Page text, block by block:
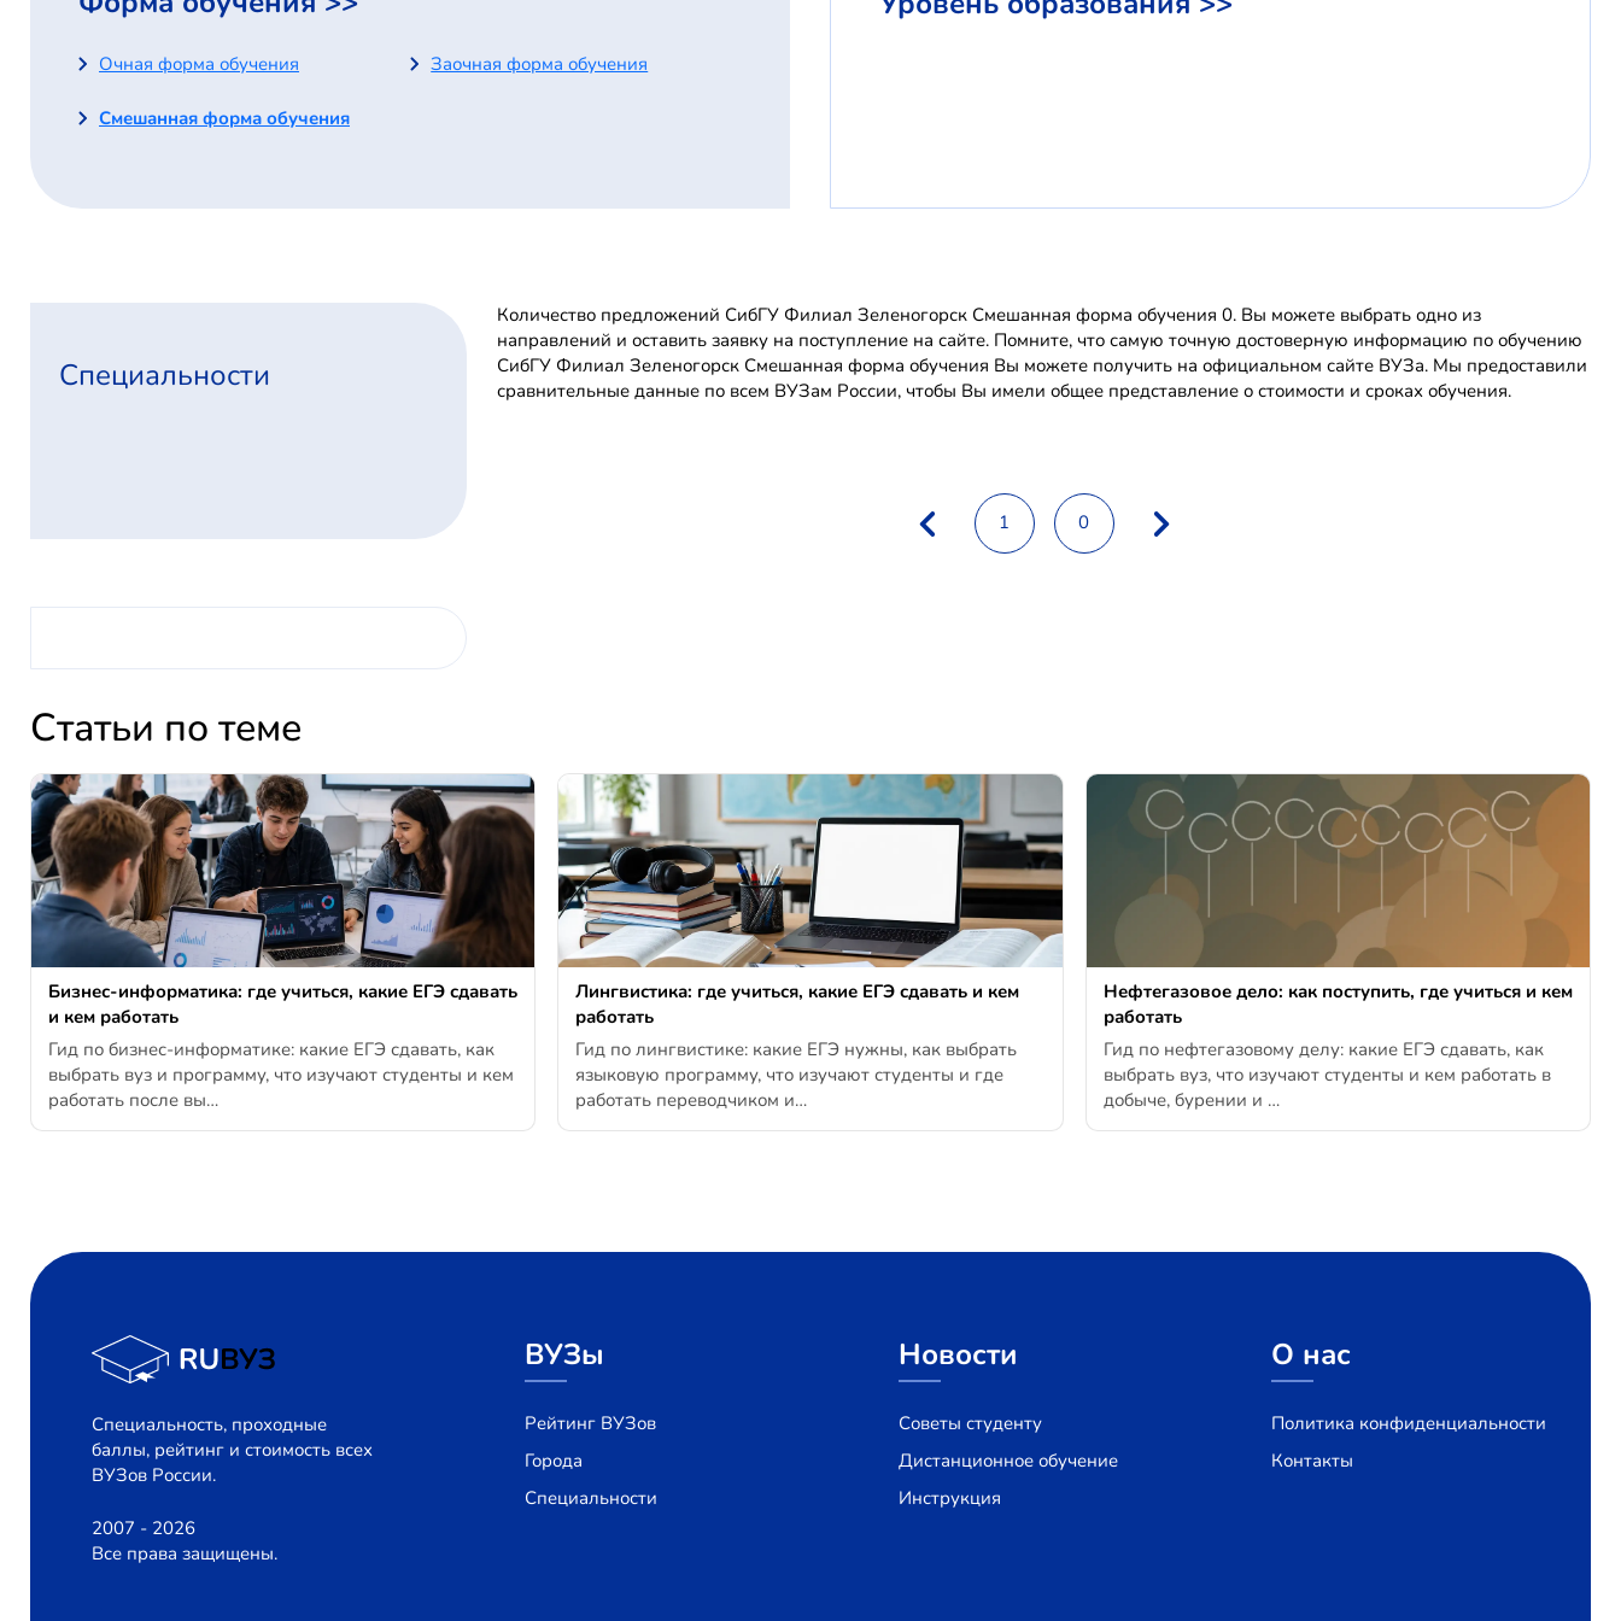
Очная форма обучения Заочная форма обучения
Смешанная форма обучения
Специальности
Количество предложений СибГУ Филиал Зеленогорск Смешанная форма обучения 0. Вы можете выбрать одно из
направлений и оставить заявку на поступление на сайте. Помните, что самую точную достоверную информацию по обучению
СибГУ Филиал Зеленогорск Смешанная форма обучения Вы можете получить на официальном сайте ВУЗа. Мы предоставили
сравнительные данные по всем ВУЗам России, чтобы Вы имели общее представление о стоимости и сроках обучения.
1 0
Статьи по теме
Бизнес-информатика: где учиться, какие ЕГЭ сдавать
и кем работать
Гид по бизнес-информатике: какие ЕГЭ сдавать, как
выбрать вуз и программу, что изучают студенты и кем
работать после вы…
Лингвистика: где учиться, какие ЕГЭ сдавать и кем
работать
Гид по лингвистике: какие ЕГЭ нужны, как выбрать
языковую программу, что изучают студенты и где
работать переводчиком и…
Нефтегазовое дело: как поступить, где учиться и кем
работать
Гид по нефтегазовому делу: какие ЕГЭ сдавать, как
выбрать вуз, что изучают студенты и кем работать в
добыче, бурении и …
Специальность, проходные
баллы, рейтинг и стоимость всех
ВУЗов России.
2007 - 2026
Все права защищены.
ВУЗы
Рейтинг ВУЗов
Города
Специальности
Новости
Советы студенту
Дистанционное обучение
Инструкция
О нас
Политика конфиденциальности
Контакты